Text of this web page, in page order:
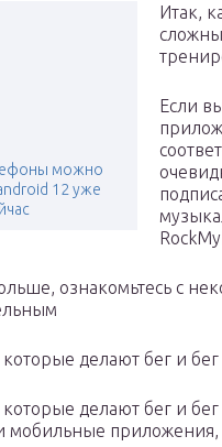
можно
12 уже
Итак,
Если
ознакомьтесь с
делают бег и
делают бег и
мобильные